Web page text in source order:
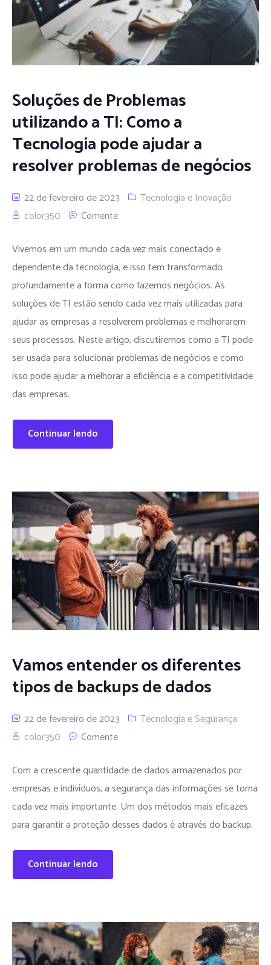
Soluções de Problemas
utilizando a TI: Como a
Tecnologia pode ajudar a
resolver problemas de negócios
22 de fevereiro de 2023
Tecnologia e Inovação
color350
Comente
Vivemos em um mundo cada vez mais conectado e
dependente da tecnologia, e isso tem transformado
profundamente a forma como fazemos negócios. As
soluções de TI estão sendo cada vez mais utilizadas para
ajudar as empresas a resolverem problemas e melhorarem
seus processos. Neste artigo, discutiremos como a TI pode
ser usada para solucionar problemas de negócios e como
isso pode ajudar a melhorar a eficiência e a competitividade
das empresas.
Continuar lendo
Vamos entender os diferentes
tipos de backups de dados
22 de fevereiro de 2023
Tecnologia e Segurança
color350
Comente
Com a crescente quantidade de dados armazenados por
empresas e indivíduos, a segurança das informações se torna
cada vez mais importante. Um dos métodos mais eficazes
para garantir a proteção desses dados é através do backup.
Continuar lendo